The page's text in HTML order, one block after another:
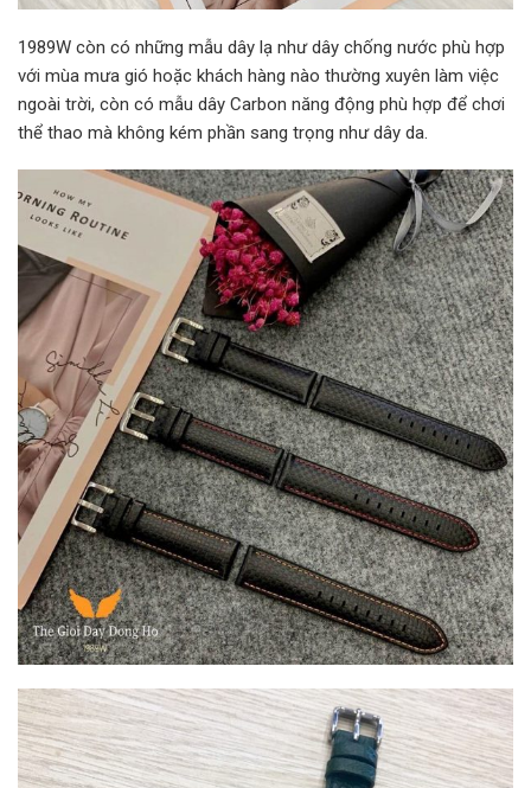
1989W còn có những mẫu dây lạ như dây chống nước phù hợp
với mùa mưa gió hoặc khách hàng nào thường xuyên làm việc
ngoài trời, còn có mẫu dây Carbon năng động phù hợp để chơi
thể thao mà không kém phần sang trọng như dây da.